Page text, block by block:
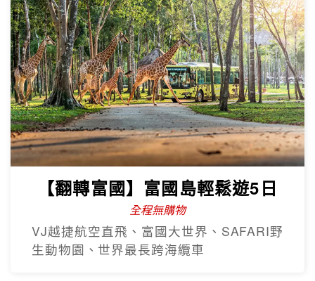
【翻轉富國】富國島輕鬆遊5日
全程無購物
VJ越捷航空直飛、富國大世界、SAFARI野
生動物園、世界最長跨海纜車